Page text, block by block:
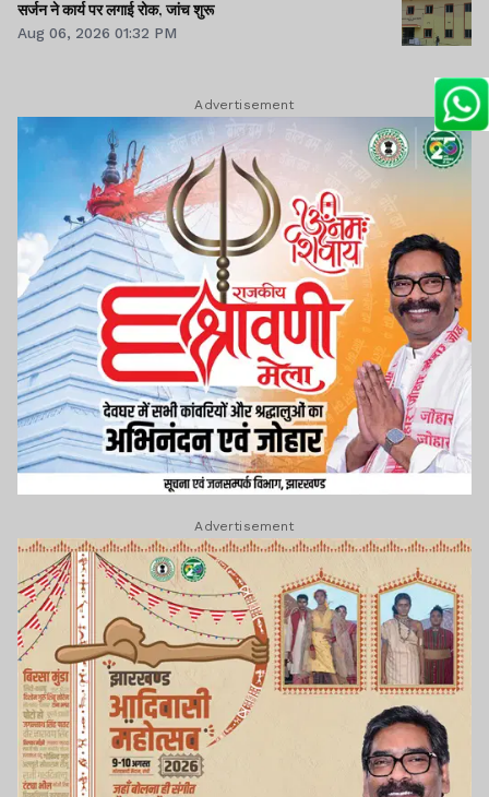
सर्जन ने कार्य पर लगाई रोक, जांच शुरू
Aug 06, 2026 01:32 PM
Advertisement
Advertisement